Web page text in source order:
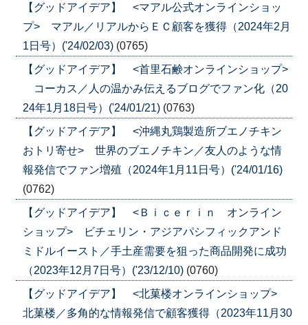
【グッドアイデア】 <マアル公式オンラインショッ
プ> マアル／リアルからＥＣ顧客を獲得（2024年2月
1日号）('24/02/03) (0765)
【グッドアイデア】 <首里石鹸オンラインショップ>
コーカス／人の温かみ伝えるブログでファン化（20
24年1月18日号）('24/01/21) (0763)
【グッドアイデア】 <沖縄丸鶏製造所ブエノチキン
おトリ寄せ> 世界のブエノチキン／友人のような情
報発信でファン増殖（2024年1月11日号）('24/01/16)
(0762)
【グッドアイデア】 <Ｂｉｃｅｒｉｎ オンライン
ショップ> ビチェリン・アジアパシフィックアンド
ミドルイースト／手土産需要を狙った商品開発に成功
（2023年12月7日号）('23/12/10) (0760)
【グッドアイデア】 <北菓楼オンラインショップ>
北菓楼／多角的な情報発信で顧客獲得（2023年11月30